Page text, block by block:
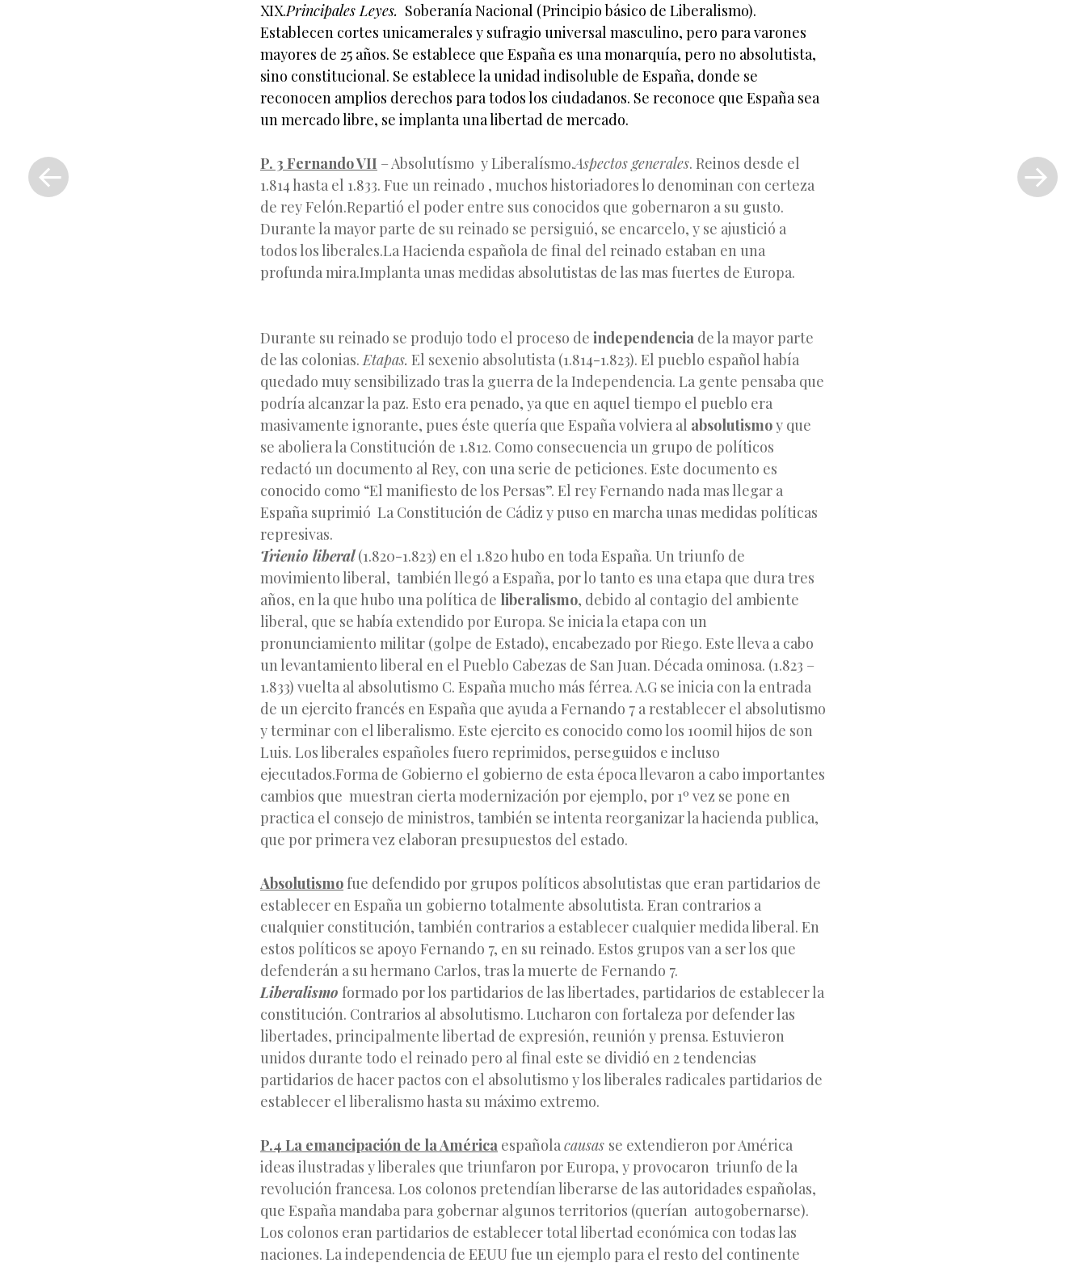
XIX.Principales Leyes. Soberanía Nacional (Principio básico de Liberalismo).
Establecen cortes unicamerales y sufragio universal masculino, pero para varones
mayores de 25 años. Se establece que España es una monarquía, pero no absolutista,
sino constitucional. Se establece la unidad indisoluble de España, donde se
reconocen amplios derechos para todos los ciudadanos. Se reconoce que España sea
un mercado libre, se implanta una libertad de mercado.
P. 3 Fernando VII – Absolutísmo y Liberalísmo.Aspectos generales. Reinos desde el
1.814 hasta el 1.833. Fue un reinado , muchos historiadores lo denominan con certeza
de rey Felón.Repartió el poder entre sus conocidos que gobernaron a su gusto.
Durante la mayor parte de su reinado se persiguió, se encarcelo, y se ajustició a
todos los liberales.La Hacienda española de final del reinado estaban en una
profunda mira.Implanta unas medidas absolutistas de las mas fuertes de Europa.
Durante su reinado se produjo todo el proceso de independencia de la mayor parte
de las colonias.Etapas. El sexenio absolutista (1.814-1.823). El pueblo español había
quedado muy sensibilizado tras la guerra de la Independencia. La gente pensaba que
podría alcanzar la paz. Esto era penado, ya que en aquel tiempo el pueblo era
masivamente ignorante, pues éste quería que España volviera al absolutismoy que
se aboliera la Constitución de 1.812. Como consecuencia un grupo de políticos
redactó un documento al Rey, con una serie de peticiones. Este documento es
conocido como “El manifiesto de los Persas”. El rey Fernando nada mas llegar a
España suprimió La Constitución de Cádiz y puso en marcha unas medidas políticas
represivas.
Trienio liberal(1.820-1.823) en el 1.820 hubo en toda España. Un triunfo de
movimiento liberal, también llegó a España, por lo tanto es una etapa que dura tres
años, en la que hubo una política de liberalismo, debido al contagio del ambiente
liberal, que se había extendido por Europa. Se inicia la etapa con un
pronunciamiento militar (golpe de Estado), encabezado por Riego. Este lleva a cabo
un levantamiento liberal en el Pueblo Cabezas de San Juan. Década ominosa. (1.823 –
1.833) vuelta al absolutismo C. España mucho más férrea. A.G se inicia con la entrada
de un ejercito francés en España que ayuda a Fernando 7 a restablecer el absolutismo
y terminar con el liberalismo. Este ejercito es conocido como los 100mil hijos de son
Luis. Los liberales españoles fuero reprimidos, perseguidos e incluso
ejecutados.Forma de Gobierno el gobierno de esta época llevaron a cabo importantes
cambios que muestran cierta modernización por ejemplo, por 1º vez se pone en
practica el consejo de ministros, también se intenta reorganizar la hacienda publica,
que por primera vez elaboran presupuestos del estado.
Absolutismofue defendido por grupos políticos absolutistas que eran partidarios de
establecer en España un gobierno totalmente absolutista. Eran contrarios a
cualquier constitución, también contrarios a establecer cualquier medida liberal. En
estos políticos se apoyo Fernando 7, en su reinado. Estos grupos van a ser los que
defenderán a su hermano Carlos, tras la muerte de Fernando 7.
Liberalismo formado por los partidarios de las libertades, partidarios de establecer la
constitución. Contrarios al absolutismo. Lucharon con fortaleza por defender las
libertades, principalmente libertad de expresión, reunión y prensa. Estuvieron
unidos durante todo el reinado pero al final este se dividió en 2 tendencias
partidarios de hacer pactos con el absolutismo y los liberales radicales partidarios de
establecer el liberalismo hasta su máximo extremo.
P.4 La emancipación de la América españolacausas se extendieron por América
ideas ilustradas y liberales que triunfaron por Europa, y provocaron triunfo de la
revolución francesa. Los colonos pretendían liberarse de las autoridades españolas,
que España mandaba para gobernar algunos territorios (querían autogobernarse).
Los colonos eran partidarios de establecer total libertad económica con todas las
naciones. La independencia de EEUU fue un ejemplo para el resto del continente
Entrada
anterior
entrada